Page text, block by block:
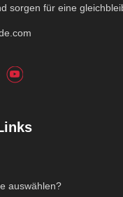
sorgen für eine
auswählen?